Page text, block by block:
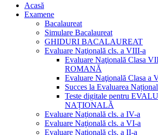
Acasă
Examene
Bacalaureat
Simulare Bacalaureat
GHIDURI BACALAUREAT
Evaluare Naţională cls. a VIII-a
Evaluare Naţională Clasa
ROMANĂ
Evaluare Naţională Clasa a
Succes la Evaluarea
Teste digitale pentru
NAȚIONALĂ
Evaluare Naţională cls. a IV-a
Evaluare Naţională cls. a VI-a
Evaluare Naţională cls. a II-a